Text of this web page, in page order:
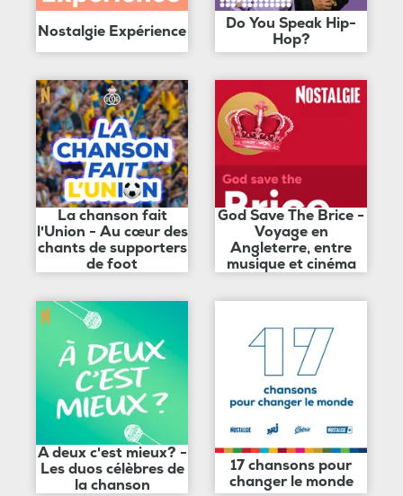
Nostalgie Expérience
Do You Speak Hip-
Hop?
La chanson fait
l'Union - Au cœur des
chants de supporters
de foot
God Save The Brice -
Voyage en
Angleterre, entre
musique et cinéma
A deux c'est mieux? -
Les duos célèbres de
la chanson
17 chansons pour
changer le monde